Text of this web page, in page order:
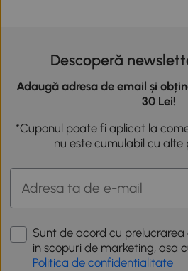
Descoperă
Adaugă adresa de email și
30 Lei!
*Cuponul poate fi aplicat la
nu este cumulabil cu
Sunt de acord cu
in scopuri de marketing, asa
Politica de confidentialitate